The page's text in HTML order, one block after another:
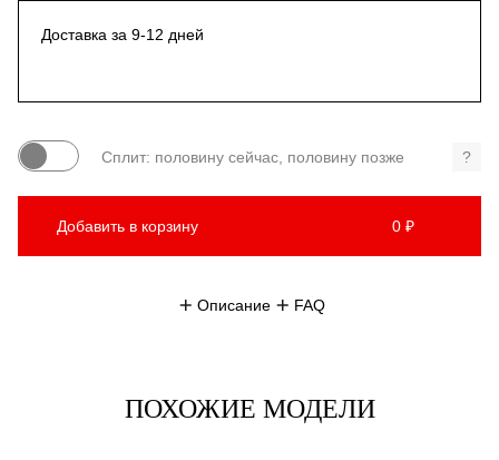
Доставка за 9-12 дней
Сплит: половину сейчас, половину позже ?
Добавить в корзину 0 ₽
Описание FAQ
ПОХОЖИЕ МОДЕЛИ